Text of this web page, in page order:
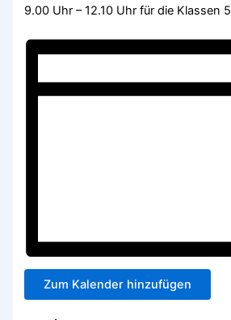
9.00 Uhr – 12.10 Uhr für die Klassen 5
Zum Kalender hinzufügen